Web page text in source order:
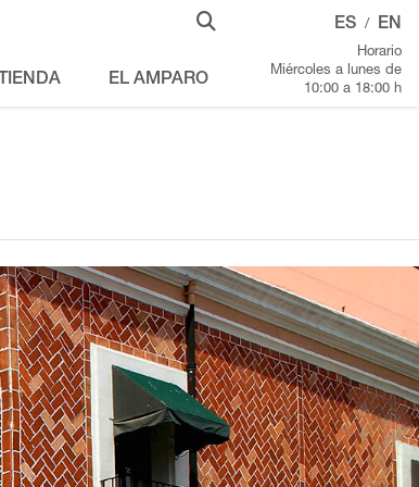
TIENDA EL AMPARO
ES / EN
Horario
Miércoles a lunes de
10:00 a 18:00 h